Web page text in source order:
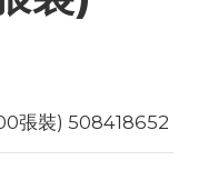
張裝) 508418652